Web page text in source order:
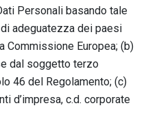
Personali basando tale
adeguatezza dei paesi
Europea; (b)
dal soggetto terzo
46 del Regolamento; (c)
d’impresa, c.d. corporate